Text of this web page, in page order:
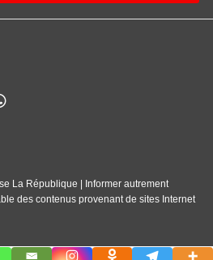
La République | Informer autrement
des contenus provenant de sites Internet